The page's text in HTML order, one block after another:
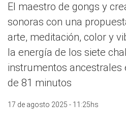
El maestro de gongs y
sonoras con una
arte, meditación, color y
la energía de los siete
instrumentos ancestrales
de 81 minutos
17 de agosto 2025 - 11:25hs